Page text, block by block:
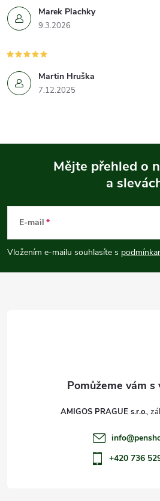
Marek Plachky
9.3.2026
Martin Hruška
7.12.2025
p
a
Mějte přehled o
a
E-mail
Vložením e-mailu souhlasíte s
AMIGOS PRAGUE s.r.o.
info@
+420 736